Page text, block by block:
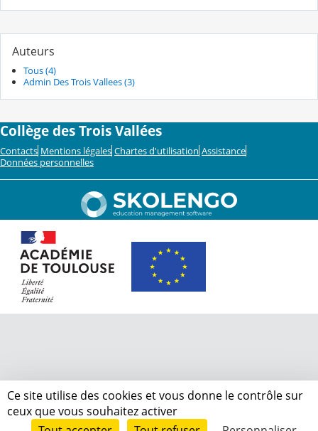
Auteurs
Tous (4)
Admin Des Trois Vallees (3)
Collège des Trois Vallées
Contacts Mentions légales Chartes d'utilisation Assistance
Données personnelles
Ce site utilise des cookies et vous donne le contrôle sur
ceux que vous souhaitez activer